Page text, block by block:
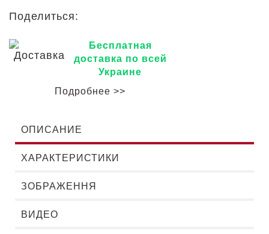
Поделиться:
Бесплатная
доставка по всей
Украине
Подробнее >>
ОПИСАНИЕ
ХАРАКТЕРИСТИКИ
ЗОБРАЖЕННЯ
ВИДЕО